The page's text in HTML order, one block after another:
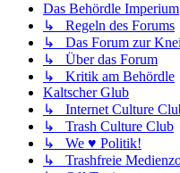
Das Behördle Imperium
↳ Regeln des Forums
↳ Das Forum zur
↳ Über das Forum
↳ Kritik am Behördle
Kaltscher Glub
↳ Internet Culture
↳ Trash Culture Club
↳ We ♥ Politik!
↳ Trashfreie